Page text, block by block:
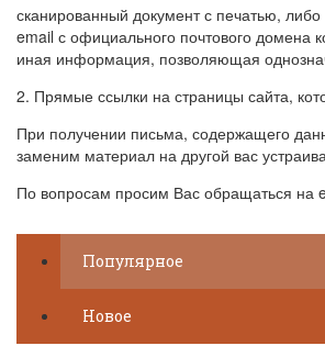
сканированный документ с печатью, либо
email с официального почтового домена
иная информация, позволяющая
2. Прямые ссылки на страницы сайта,
При получении письма, содержащего
заменим материал на другой вас
По вопросам просим Вас обращаться на
Популярное
Новое